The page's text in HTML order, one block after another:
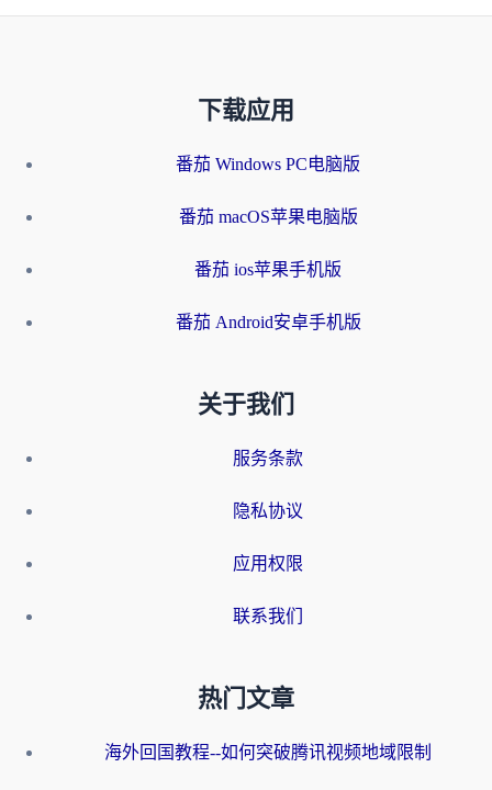
下载应用
番茄 Windows PC电脑版
番茄 macOS苹果电脑版
番茄 ios苹果手机版
番茄 Android安卓手机版
关于我们
服务条款
隐私协议
应用权限
联系我们
热门文章
海外回国教程--如何突破腾讯视频地域限制